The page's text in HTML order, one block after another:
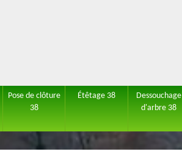
Pose de clôture
38
Étêtage 38
Dessouchage
d'arbre 38